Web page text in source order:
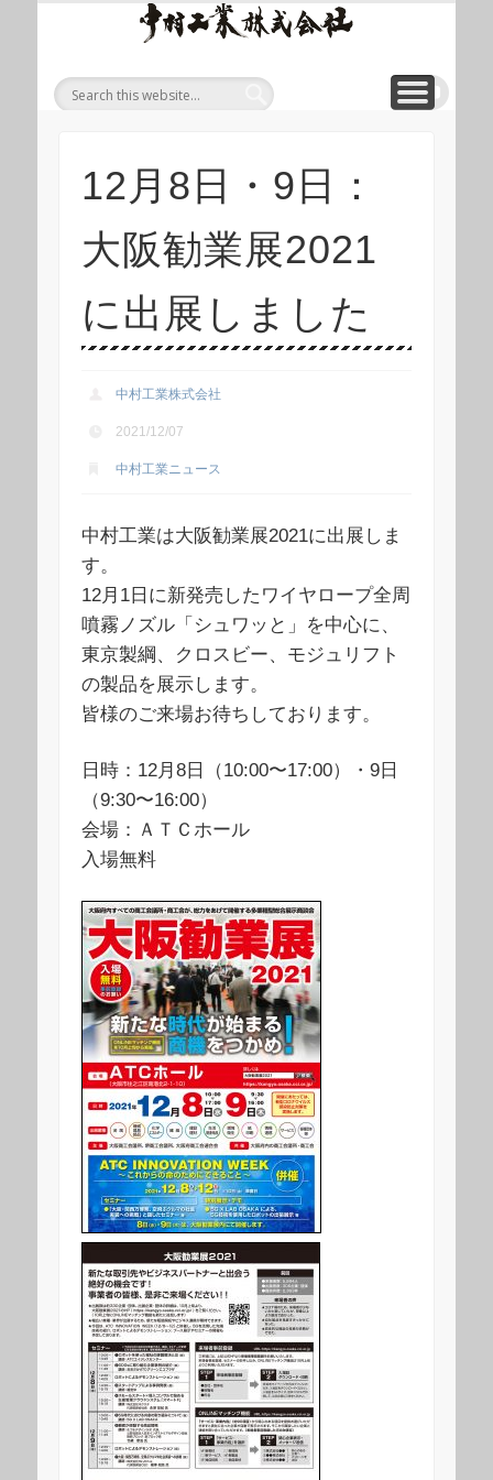
ープ
等重
製品
総合
ト 中
CORPORATE 会社概要
WIREROPE ワイヤロープについて
MODULIFT モジュリフト
PRODUCT 製品
ONLINE SHOP 「ロープくん」ECショップ
CONTACT お問い合わせ
12月8日・9日：
大阪勧業展2021
に出展しました
中村工業株式会社
2021/12/07
中村工業ニュース
中村工業は大阪勧業展2021に出展しま
す。
12月1日に新発売したワイヤロープ全周
噴霧ノズル「シュワッと」を中心に、
東京製綱、クロスビー、モジュリフト
の製品を展示します。
皆様のご来場お待ちしております。
日時：12月8日（10:00〜17:00）・9日
（9:30〜16:00）
会場：ＡＴＣホール
入場無料